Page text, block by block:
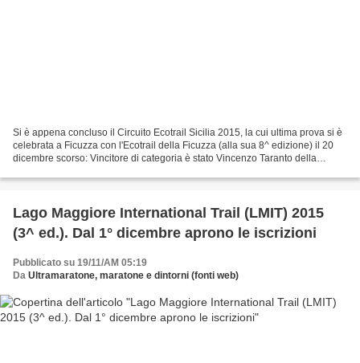
Si è appena concluso il Circuito Ecotrail Sicilia 2015, la cui ultima prova si è
celebrata a Ficuzza con l'Ecotrail della Ficuzza (alla sua 8^ edizione) il 20
dicembre scorso: Vincitore di categoria è stato Vincenzo Taranto della
Lago Maggiore International Trail (LMIT) 2015
(3^ ed.). Dal 1° dicembre aprono le iscrizioni
Pubblicato su 19/11/AM 05:19
Da Ultramaratone, maratone e dintorni (fonti web)